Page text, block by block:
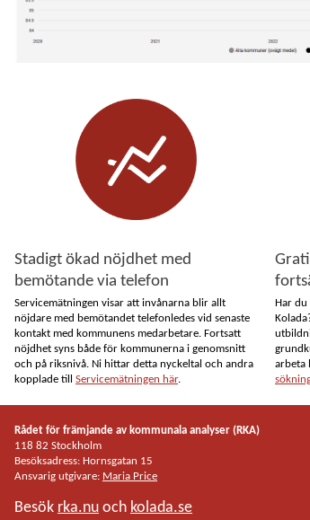
Stadigt ökad nöjdhet med
bemötande via telefon
Servicemätningen visar att invånarna blir allt
nöjdare med bemötandet telefonledes vid senaste
kontakt med kommunens medarbetare. Fortsatt
nöjdhet syns både för kommunerna i genomsnitt
och på riksnivå. Ni hittar detta nyckeltal och andra
kopplade till Servicemätningen här.
Har du
arbeta
Rådet för främjande av kommunala analyser (RKA)
118 82 Stockholm
Besöksadress: Hornsgatan 15
Ansvarig utgivare: Maria Price
Besök rka.nu och kolada.se